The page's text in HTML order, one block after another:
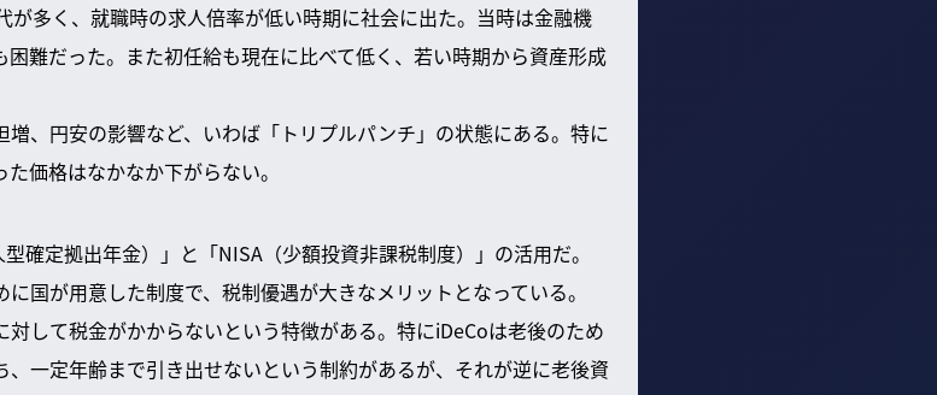
多く、就職時の求人倍率が低い時期に社会に出た。当時は金融機
難だった。また初任給も現在に比べて低く、若い時期から資産形成
、円安の影響など、いわば「トリプルパンチ」の状態にある。特に
価格はなかなか下がらない。
確定拠出年金）」と「NISA（少額投資非課税制度）」の活用だ。
国が用意した制度で、税制優遇が大きなメリットとなっている。
して税金がかからないという特徴がある。特にiDeCoは老後のため
一定年齢まで引き出せないという制約があるが、それが逆に老後資